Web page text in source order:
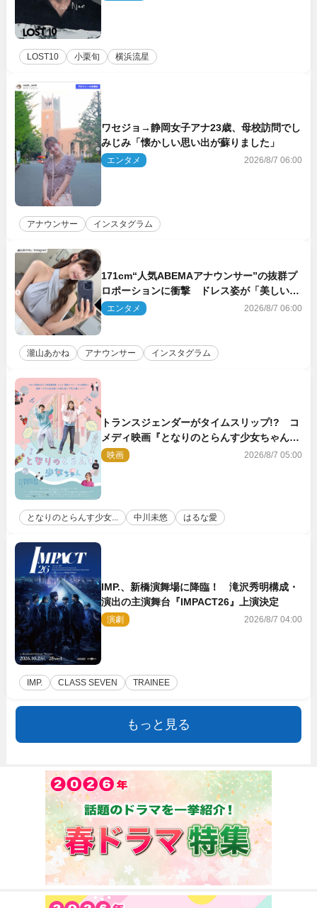
LOST10 小栗旬 横浜流星
ワセジョ→静岡女子アナ23歳、母校訪問でし
みじみ「懐かしい思い出が蘇りました」
エンタメ 2026/8/7 06:00
アナウンサー インスタグラム
171cm“人気ABEMAアナウンサー”の抜群プ
ロポーションに衝撃 ドレス姿が「美しい」
「品がありすぎる」
エンタメ 2026/8/7 06:00
瀧山あかね アナウンサー インスタグラム
トランスジェンダーがタイムスリップ!? コ
メディ映画『となりのとらんす少女ちゃん』
11.7公開決定
映画 2026/8/7 05:00
となりのとらんす少女... 中川未悠 はるな愛
IMP.、新橋演舞場に降臨！ 滝沢秀明構成・
演出の主演舞台『IMPACT26』上演決定
演劇 2026/8/7 04:00
IMP. CLASS SEVEN TRAINEE
もっと見る